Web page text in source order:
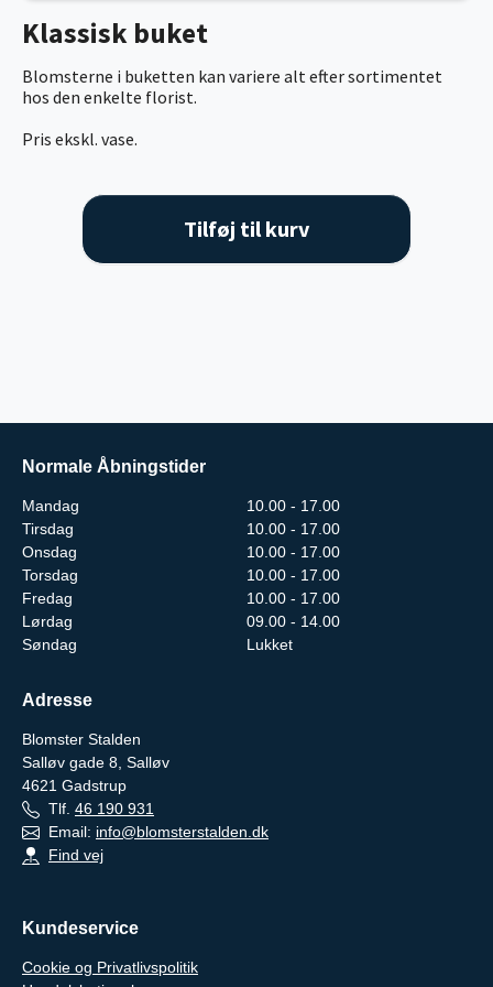
Klassisk buket
Blomsterne i buketten kan variere alt efter sortimentet
hos den enkelte florist.
Pris ekskl. vase.
Tilføj til kurv
Normale Åbningstider
Mandag
10.00 - 17.00
Tirsdag
10.00 - 17.00
Onsdag
10.00 - 17.00
Torsdag
10.00 - 17.00
Fredag
10.00 - 17.00
Lørdag
09.00 - 14.00
Søndag
Lukket
Adresse
Blomster Stalden
Salløv gade 8, Salløv
4621 Gadstrup
Tlf. 46 190 931
Email: info@blomsterstalden.dk
Find vej
Kundeservice
Cookie og Privatlivspolitik